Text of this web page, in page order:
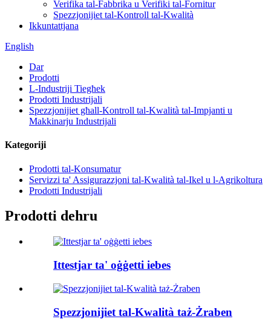
Verifika tal-Fabbrika u Verifiki tal-Fornitur
Spezzjonijiet tal-Kontroll tal-Kwalità
Ikkuntattjana
English
Dar
Prodotti
L-Industriji Tiegħek
Prodotti Industrijali
Spezzjonijiet għall-Kontroll tal-Kwalità tal-Impjanti u
Makkinarju Industrijali
Kategoriji
Prodotti tal-Konsumatur
Servizzi ta' Assigurazzjoni tal-Kwalità tal-Ikel u l-Agrikoltura
Prodotti Industrijali
Prodotti dehru
Ittestjar ta' oġġetti iebes
Spezzjonijiet tal-Kwalità taż-Żraben